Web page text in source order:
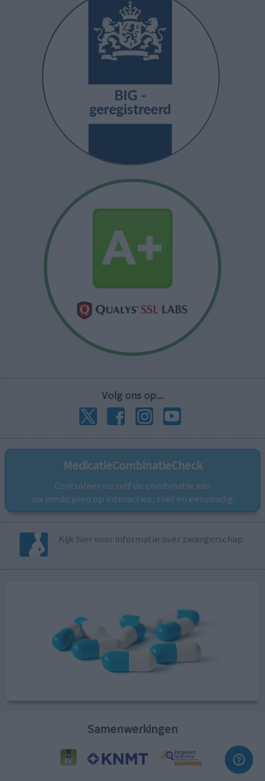
Volg ons op...
MedicatieCombinatieCheck
Controleer nu zelf de combinatie van
uw medicijnen op interacties, snel en eenvoudig.
Kijk hier voor informatie over zwangerschap.
Samenwerkingen